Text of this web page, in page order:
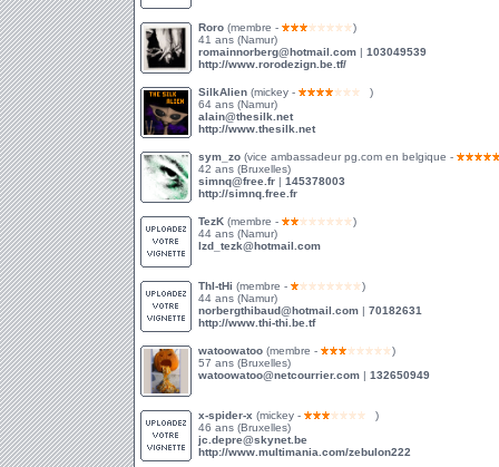
Roro (membre -
)
41 ans (Namur)
romainnorberg@hotmail.com | 103049539
http://www.rorodezign.be.tf/
SilkAlien (mickey -
)
64 ans (Namur)
alain@thesilk.net
http://www.thesilk.net
sym_zo (vice ambassadeur pg.com en belgique -
42 ans (Bruxelles)
simnq@free.fr | 145378003
http://simnq.free.fr
TezK (membre -
)
44 ans (Namur)
lzd_tezk@hotmail.com
ThI-tHi (membre -
)
44 ans (Namur)
norbergthibaud@hotmail.com | 70182631
http://www.thi-thi.be.tf
watoowatoo (membre -
)
57 ans (Bruxelles)
watoowatoo@netcourrier.com | 132650949
x-spider-x (mickey -
)
46 ans (Bruxelles)
jc.depre@skynet.be
http://www.multimania.com/zebulon222